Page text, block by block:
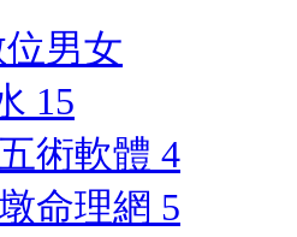
位男女
15
術軟體 4
命理網 5